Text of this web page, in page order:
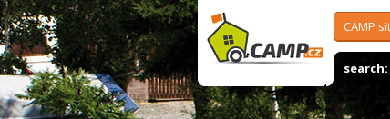
CAMP
search: